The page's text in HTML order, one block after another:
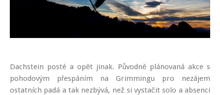
Dachstein posté a opět jinak. Původně plánovaná akce s
pohodovým přespáním na Grimmingu pro nezájem
ostatních padá a tak nezbývá, než si vystačit solo a absenci